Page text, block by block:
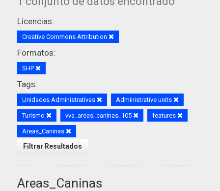
Licencias:
Creative Commons Attribution
Formatos:
SHP
Tags:
Unidades Administrativas Administrative units
Turismo vva_areas_caninas_105 features
Areas_Caninas
Filtrar Resultados
Areas_Caninas